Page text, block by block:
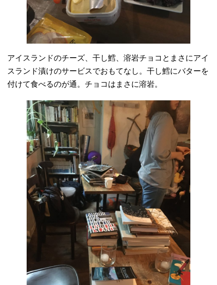
アイスランドのチーズ、干し鱈、溶岩チョコとまさにアイ
スランド漬けのサービスでおもてなし。干し鱈にバターを
付けて食べるのが通。チョコはまさに溶岩。